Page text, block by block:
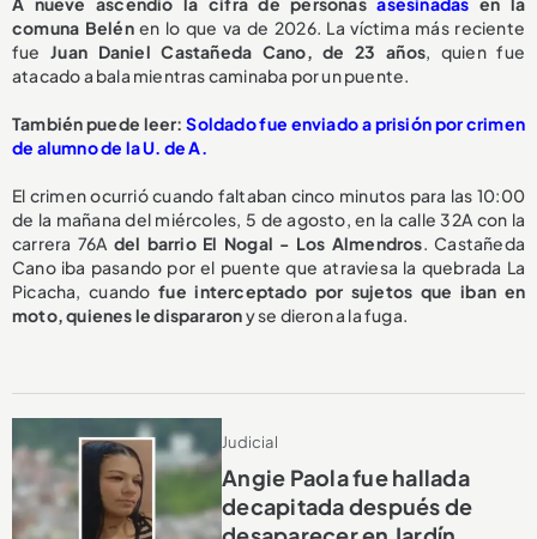
comuna Belénen lo que va de 2026. La víctima más reciente
fueJuan Daniel Castañeda Cano, de 23 años, quien fue
atacado a bala mientras caminaba por un puente.
También puede leer:Soldado fue enviado a prisión por crimen
de alumno de la U. de A.
El crimen ocurrió cuando faltaban cinco minutos para las 10:00
de la mañana del miércoles, 5 de agosto, en la calle 32A con la
carrera 76A del barrio El Nogal - Los Almendros. Castañeda
Cano iba pasando por el puente que atraviesa la quebrada La
Picacha, cuandofue interceptado por sujetos que iban en
moto, quienes le dispararony se dieron a la fuga.
Judicial
Angie Paola fue hallada
decapitada después de